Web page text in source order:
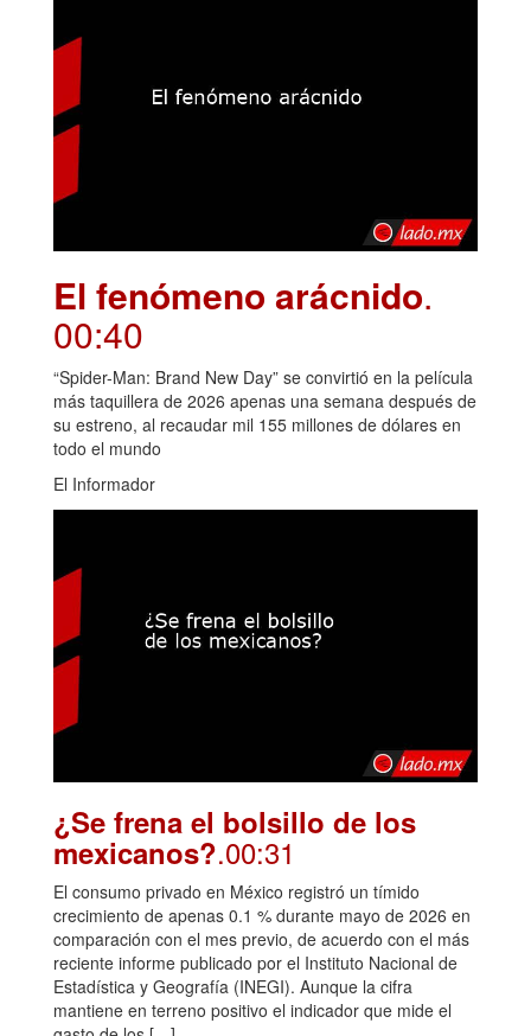
El fenómeno arácnido.
00:40
“Spider-Man: Brand New Day” se convirtió en la película
más taquillera de 2026 apenas una semana después de
su estreno, al recaudar mil 155 millones de dólares en
todo el mundo
El Informador
¿Se frena el bolsillo de los
mexicanos?.00:31
El consumo privado en México registró un tímido
crecimiento de apenas 0.1 % durante mayo de 2026 en
comparación con el mes previo, de acuerdo con el más
reciente informe publicado por el Instituto Nacional de
Estadística y Geografía (INEGI). Aunque la cifra
mantiene en terreno positivo el indicador que mide el